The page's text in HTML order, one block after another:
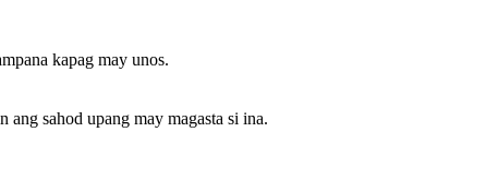
kapag may unos .
sahod upang may magasta si ina.